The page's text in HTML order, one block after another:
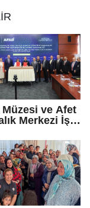
Müzesi ve Afet
Merkezi İş